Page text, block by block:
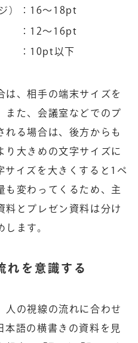
）：16～18pt
：12～16pt
：10pt以下
は、相手の端末サイズを
また、会議室などでのプ
れる場合は、後方からも
り大きめの文字サイズに
サイズを大きくすると1ペ
も変わってくるため、主
料とプレゼン資料は分け
ます。
れを意識する
人の視線の流れに合わせ
本語の横書きの資料を見